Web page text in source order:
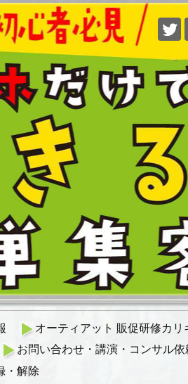
オーティアット 販促研修カ
お問い合わせ・講演・コンサル依
・解除